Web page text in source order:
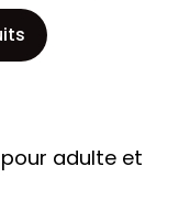
adulte et